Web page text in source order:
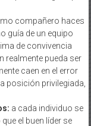
compañero haces
guía de un equipo
de convivencia
realmente pueda ser
caen en el error
posición privilegiada,
a cada individuo se
el buen líder se